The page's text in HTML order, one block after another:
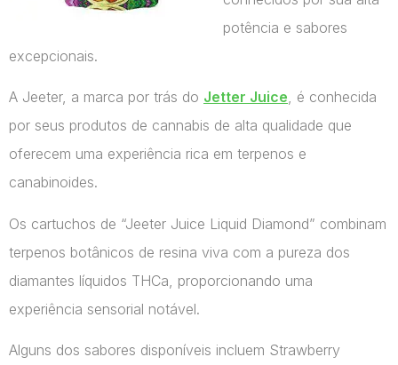
potência e sabores
excepcionais.
A Jeeter, a marca por trás do Jetter Juice, é conhecida
por seus produtos de cannabis de alta qualidade que
oferecem uma experiência rica em terpenos e
canabinoides.
Os cartuchos de “Jeeter Juice Liquid Diamond” combinam
terpenos botânicos de resina viva com a pureza dos
diamantes líquidos THCa, proporcionando uma
experiência sensorial notável.
Alguns dos sabores disponíveis incluem Strawberry